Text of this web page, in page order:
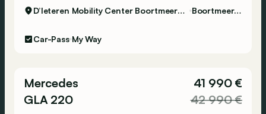
D’Ieteren Mobility Center Boortmeerbeek - Audi Boortmeerbeek
Car-Pass My Way
Mercedes
GLA 220
41 990 €
42 990 €